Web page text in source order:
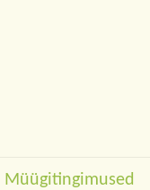
Müügitingimused